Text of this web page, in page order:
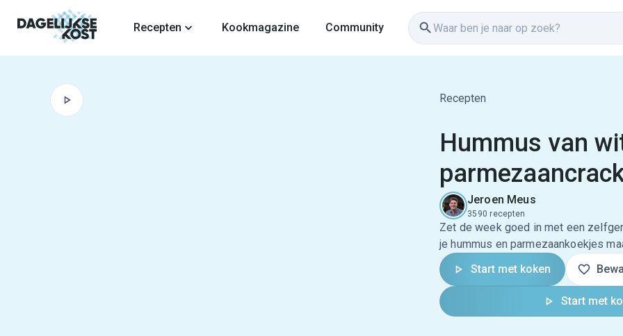
Recepten
Kookmagazine Community
Recepten
Hummus van
Jeroen Meus
3590 recepten
Zet de week goed in met een
je hummus en parmezaankoekjes
Start met koken
Start met